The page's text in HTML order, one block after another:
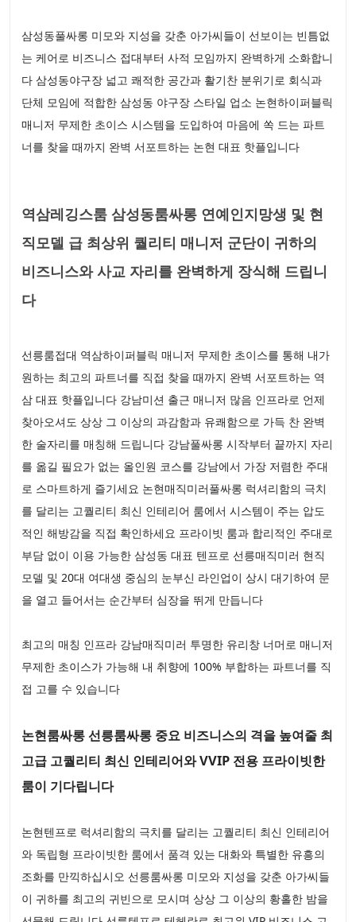
삼성동풀싸롱 미모와 지성을 갖춘 아가씨들이 선보이는 빈틈없
는 케어로 비즈니스 접대부터 사적 모임까지 완벽하게 소화합니
다 삼성동야구장 넓고 쾌적한 공간과 활기찬 분위기로 회식과
단체 모임에 적합한 삼성동 야구장 스타일 업소 논현하이퍼블릭
매니저 무제한 초이스 시스템을 도입하여 마음에 쏙 드는 파트
너를 찾을 때까지 완벽 서포트하는 논현 대표 핫플입니다
역삼레깅스룸 삼성동룸싸롱 연예인지망생 및 현
직모델 급 최상위 퀄리티 매니저 군단이 귀하의
비즈니스와 사교 자리를 완벽하게 장식해 드립니
다
선릉룸접대 역삼하이퍼블릭 매니저 무제한 초이스를 통해 내가
원하는 최고의 파트너를 직접 찾을 때까지 완벽 서포트하는 역
삼 대표 핫플입니다 강남미션 출근 매니저 많음 인프라로 언제
찾아오셔도 상상 그 이상의 과감함과 유쾌함으로 가득 찬 완벽
한 술자리를 매칭해 드립니다 강남풀싸롱 시작부터 끝까지 자리
를 옮길 필요가 없는 올인원 코스를 강남에서 가장 저렴한 주대
로 스마트하게 즐기세요 논현매직미러풀싸롱 럭셔리함의 극치
를 달리는 고퀄리티 최신 인테리어 룸에서 시스템이 주는 압도
적인 해방감을 직접 확인하세요 프라이빗 룸과 합리적인 주대로
부담 없이 이용 가능한 삼성동 대표 텐프로 선릉매직미러 현직
모델 및 20대 여대생 중심의 눈부신 라인업이 상시 대기하여 문
을 열고 들어서는 순간부터 심장을 뛰게 만듭니다
최고의 매칭 인프라 강남매직미러 투명한 유리창 너머로 매니저
무제한 초이스가 가능해 내 취향에 100% 부합하는 파트너를 직
접 고를 수 있습니다
논현룸싸롱 선릉룸싸롱 중요 비즈니스의 격을 높여줄 최
고급 고퀄리티 최신 인테리어와 VVIP 전용 프라이빗한
룸이 기다립니다
논현텐프로 럭셔리함의 극치를 달리는 고퀄리티 최신 인테리어
와 독립형 프라이빗한 룸에서 품격 있는 대화와 특별한 유흥의
조화를 만끽하십시오 선릉룸싸롱 미모와 지성을 갖춘 아가씨들
이 귀하를 최고의 귀빈으로 모시며 상상 그 이상의 황홀한 밤을